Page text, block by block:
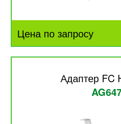
Цена по запросу
Адаптер FC